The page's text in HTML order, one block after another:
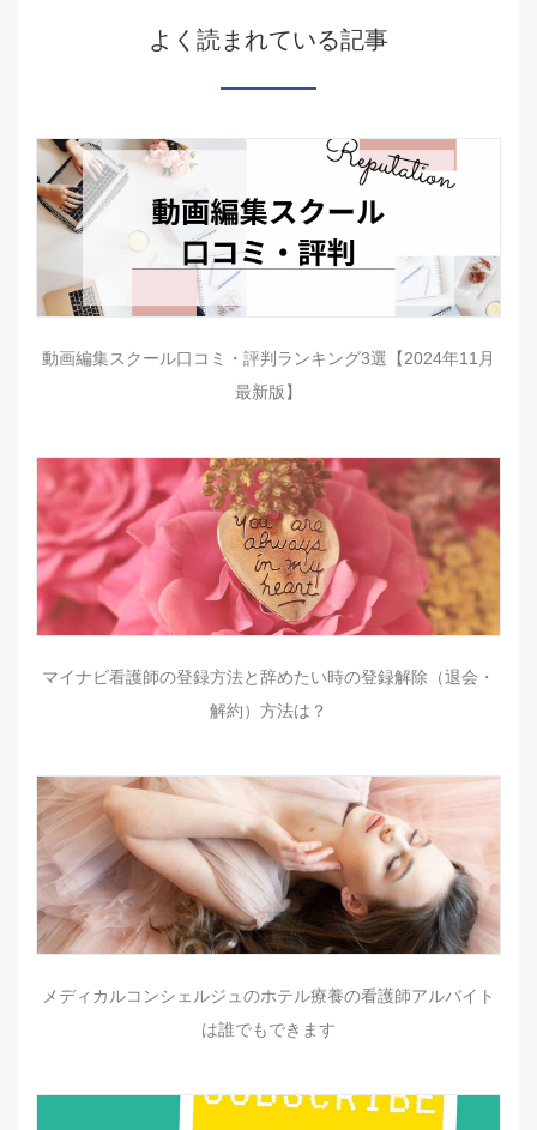
よく読まれている記事
動画編集スクール口コミ・評判ランキング3選【2024年11月
最新版】
マイナビ看護師の登録方法と辞めたい時の登録解除（退会・
解約）方法は？
メディカルコンシェルジュのホテル療養の看護師アルバイト
は誰でもできます